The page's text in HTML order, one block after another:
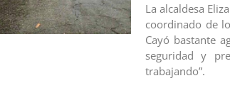
La alcaldesa
coordinado de
Cayó bastante
seguridad y
trabajando”.